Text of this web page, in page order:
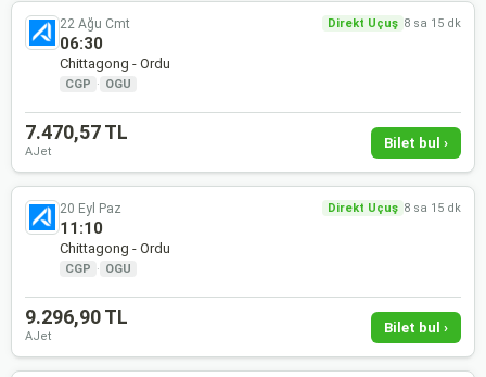
22 Ağu Cmt Direkt Uçuş 8 sa 15 dk
06:30
Chittagong - Ordu
CGP · OGU
7.470,57 TL
AJet
Bilet bul ›
20 Eyl Paz Direkt Uçuş 8 sa 15 dk
11:10
Chittagong - Ordu
CGP · OGU
9.296,90 TL
AJet
Bilet bul ›